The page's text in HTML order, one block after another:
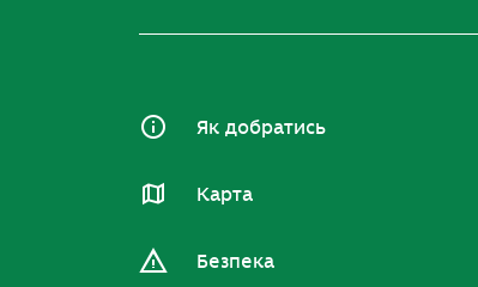
Як добратись
Карта
Безпека